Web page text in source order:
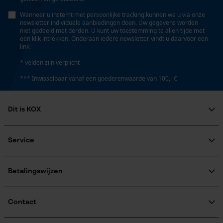
Seizoen
Product geschikt voor het hele jaar
Leveringsomvang
1 x zaagblad, 4 x zaagkettingen
Technische specificaties
Nee
Wanneer u instemt met persoonlijke tracking kunnen we u via onze
newsletter individuele aanbiedingen doen. Uw gegevens worden
niet gedeeld met derden. U kunt uw toestemming te allen tijde met
een klik intrekken. Onderaan iedere newsletter vindt u daarvoor een
link.
* velden zijn verplicht
*** Inwisselbaar vanaf een goederenwaarde van 100,- €
Dit is KOX
Maatschappelijke betrokkenheid
Aanmelding nieuwsbrief
Service
KOX catalogus
Verzendkosteninformatie
Betalingswijzen
Contact
Prestatie en functionele
Loop54 Personalization
Google Maps